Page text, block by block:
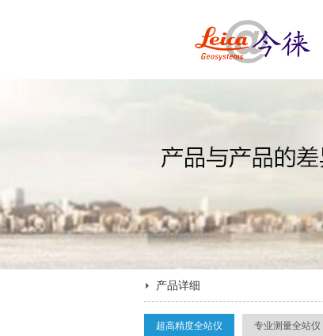
产品详细
超高精度全站仪 专业测量全站仪